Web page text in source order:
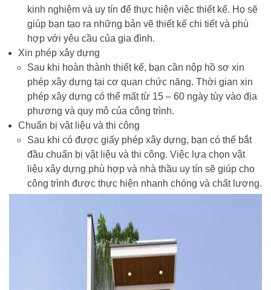
kinh nghiệm và uy tín để thực hiện việc thiết kế. Họ sẽ
giúp bạn tạo ra những bản vẽ thiết kế chi tiết và phù
hợp với yêu cầu của gia đình.
Xin phép xây dựng
Sau khi hoàn thành thiết kế, bạn cần nộp hồ sơ xin
phép xây dựng tại cơ quan chức năng. Thời gian xin
phép xây dựng có thể mất từ 15 – 60 ngày tùy vào địa
phương và quy mô của công trình.
Chuẩn bị vật liệu và thi công
Sau khi có được giấy phép xây dựng, bạn có thể bắt
đầu chuẩn bị vật liệu và thi công. Việc lựa chọn vật
liệu xây dựng phù hợp và nhà thầu uy tín sẽ giúp cho
công trình được thực hiện nhanh chóng và chất lượng.